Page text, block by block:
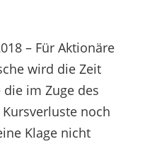
– Für Aktionäre
wird die Zeit
im Zuge des
noch
Klage nicht